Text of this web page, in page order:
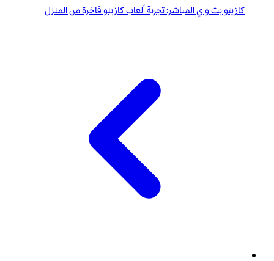
كازينو بت واي المباشر: تجربة ألعاب كازينو فاخرة من المنزل